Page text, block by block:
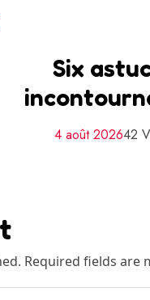
Six
4 août 202642
Required fields are